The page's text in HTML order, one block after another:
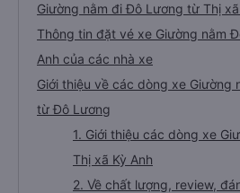
Giường nằm đi Đô Lương từ Thị xã
Thông tin đặt vé xe Giường nằm
Anh của các nhà xe
Giới thiệu về các dòng xe Giường
từ Đô Lương
1. Giới thiệu các dòng xe
Thị xã Kỳ Anh
2. Về chất lượng, review,